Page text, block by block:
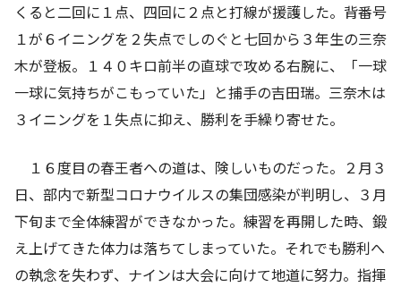
くると二回に１点、四回に２点と打線が援護した。背番号
１が６イニングを２失点でしのぐと七回から３年生の三奈
木が登板。１４０キロ前半の直球で攻める右腕に、「一球
一球に気持ちがこもっていた」と捕手の吉田瑞。三奈木は
３イニングを１失点に抑え、勝利を手繰り寄せた。
１６度目の春王者への道は、険しいものだった。２月３
日、部内で新型コロナウイルスの集団感染が判明し、３月
下旬まで全体練習ができなかった。練習を再開した時、鍛
え上げてきた体力は落ちてしまっていた。それでも勝利へ
の執念を失わず、ナインは大会に向けて地道に努力。指揮